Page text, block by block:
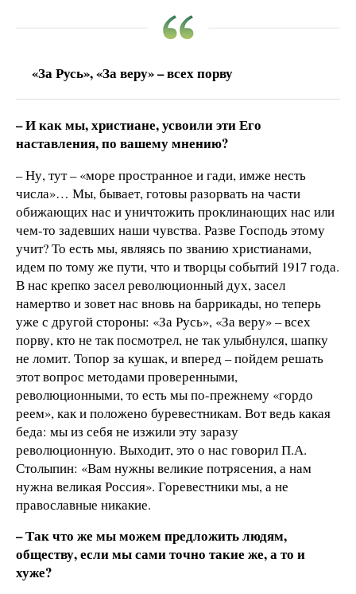
«За Русь», «За веру» – всех порву
– И как мы, христиане, усвоили эти Его
наставления, по вашему мнению?
– Ну, тут – «море пространное и гади, имже несть
числа»… Мы, бывает, готовы разорвать на части
обижающих нас и уничтожить проклинающих нас или
чем-то задевших наши чувства. Разве Господь этому
учит? То есть мы, являясь по званию христианами,
идем по тому же пути, что и творцы событий 1917 года.
В нас крепко засел революционный дух, засел
намертво и зовет нас вновь на баррикады, но теперь
уже с другой стороны: «За Русь», «За веру» – всех
порву, кто не так посмотрел, не так улыбнулся, шапку
не ломит. Топор за кушак, и вперед – пойдем решать
этот вопрос методами проверенными,
революционными, то есть мы по-прежнему «гордо
реем», как и положено буревестникам. Вот ведь какая
беда: мы из себя не изжили эту заразу
революционную. Выходит, это о нас говорил П.А.
Столыпин: «Вам нужны великие потрясения, а нам
нужна великая Россия». Горевестники мы, а не
православные никакие.
– Так что же мы можем предложить людям,
обществу, если мы сами точно такие же, а то и
хуже?